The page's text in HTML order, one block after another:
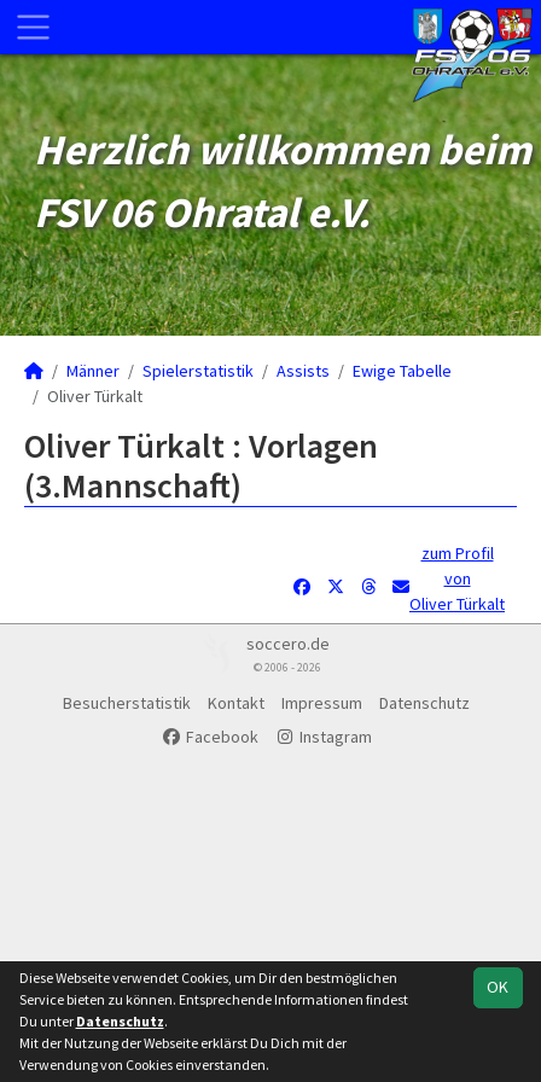
Herzlich willkommen beim
FSV 06 Ohratal e.V.
Männer Spielerstatistik Assists
Ewige Tabelle
Oliver Türkalt
Oliver Türkalt : Vorlagen
(3.Mannschaft)
zum Profil
von
Oliver Türkalt
soccero.de
© 2006 - 2026
Besucherstatistik Kontakt Impressum
Datenschutz
Facebook
Instagram
OK
Diese Webseite verwendet Cookies, um Dir den bestmöglichen
Service bieten zu können. Entsprechende Informationen findest
Du unter Datenschutz.
Mit der Nutzung der Webseite erklärst Du Dich mit der
Verwendung von Cookies einverstanden.